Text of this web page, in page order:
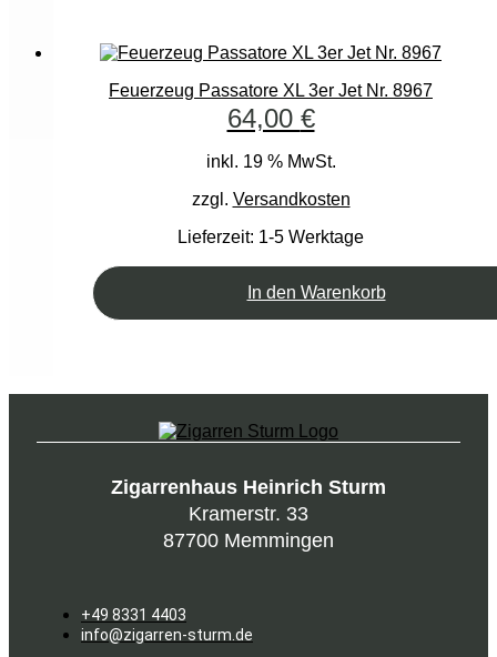
Feuerzeug Passatore XL 3er Jet Nr. 8967
64,00 €
inkl. 19 % MwSt.
zzgl. Versandkosten
Lieferzeit: 1-5 Werktage
In den Warenkorb
Zigarrenhaus Heinrich Sturm
Kramerstr. 33
87700 Memmingen
+49 8331 4403
info@zigarren-sturm.de